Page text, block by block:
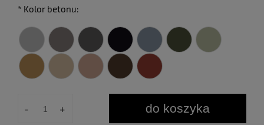
* Kolor betonu:
- + do koszyka